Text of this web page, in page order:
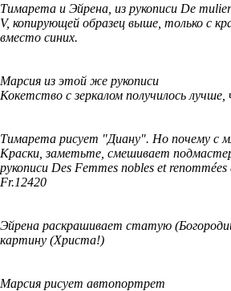
Тимарета и Эйрена, из рукописи De
V, копирующей образец выше, только с
вместо синих.
Марсия из этой же рукописи
Кокетство с зеркалом получилось
Тимарета рисует "Диану". Но почему с
Краски, заметьте, смешивает
рукописи Des Femmes nobles et
Fr.12420
Эйрена раскрашивает статую
картину (Христа!)
Марсия рисует автопортрет